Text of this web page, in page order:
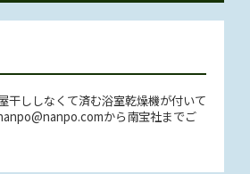
干ししなくて済む浴室乾燥機が付いて
から南宝社までご